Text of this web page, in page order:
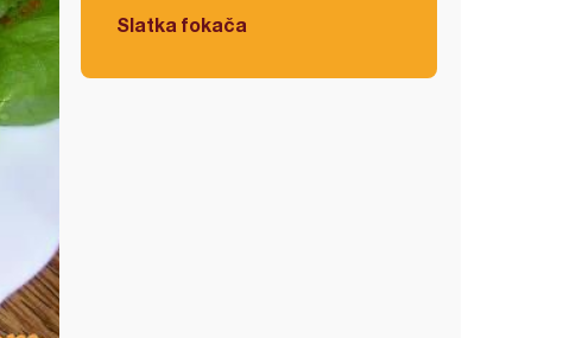
Slatka fokača